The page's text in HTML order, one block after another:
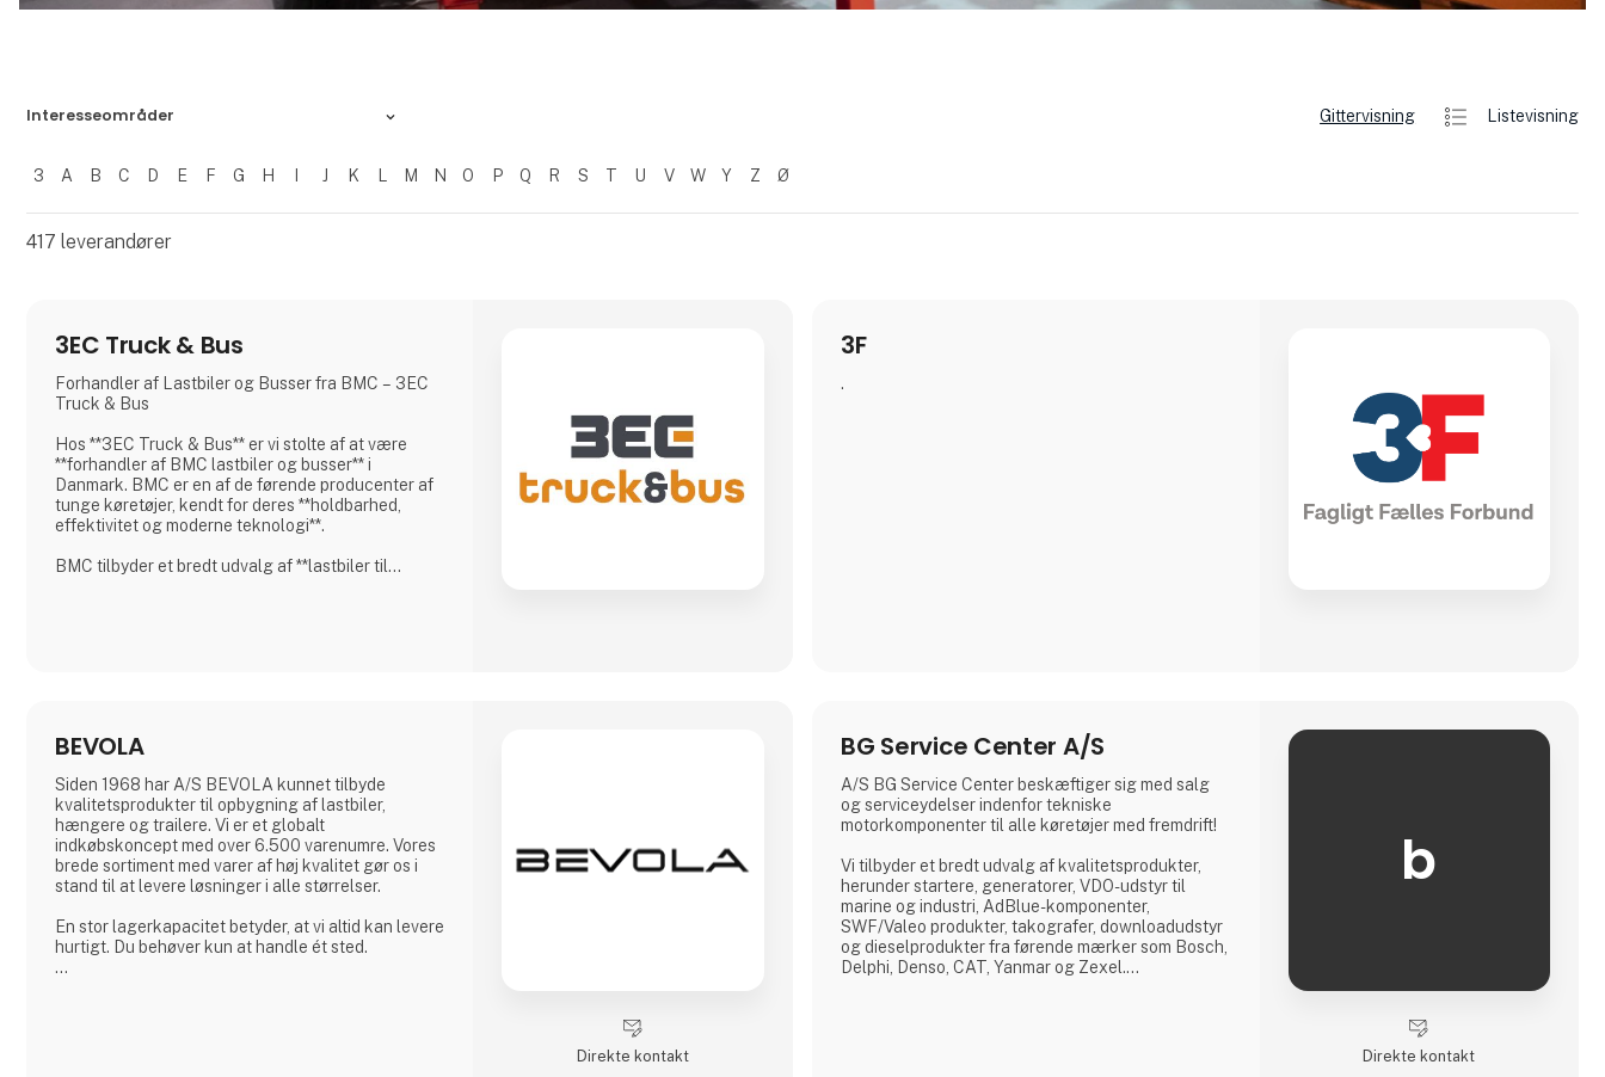
Interesseområder
Filtrer resultater
3 A B C D E F G H I J K L M N O P Q R S T U V W Y Z Ø
Gittervisning Listevisning
417 leverandører
3EC Truck & Bus
Forhandler af Lastbiler og Busser fra BMC – 3EC
Truck & Bus
Hos **3EC Truck & Bus** er vi stolte af at være
**forhandler af BMC lastbiler og busser** i
Danmark. BMC er en af de førende producenter af
tunge køretøjer, kendt for deres **holdbarhed,
effektivitet og moderne teknologi**.
BMC tilbyder et bredt udvalg af **lastbiler til
BMC-lastbiler er designet med
3F
.
BEVOLA
Siden 1968 har A/S BEVOLA kunnet tilbyde
kvalitetsprodukter til opbygning af lastbiler,
hængere og trailere. Vi er et globalt
indkøbskoncept med over 6.500 varenumre. Vores
brede sortiment med varer af høj kvalitet gør os i
stand til at levere løsninger i alle størrelser.
En stor lagerkapacitet betyder, at vi altid kan levere
hurtigt. Du behøver kun at handle ét sted.
Direkte kontakt
BG Service Center A/S
A/S BG Service Center beskæftiger sig med salg
og serviceydelser indenfor tekniske
motorkomponenter til alle køretøjer med fremdrift!
Vi tilbyder et bredt udvalg af kvalitetsprodukter,
herunder startere, generatorer, VDO-udstyr til
marine og industri, AdBlue-komponenter,
SWF/Valeo produkter, takografer, downloadudstyr
og dieselprodukter fra førende mærker som Bosch,
Delphi, Denso, CAT, Yanmar og Zexel.
b
Direkte kontakt